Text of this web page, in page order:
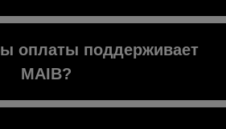
поле для
оплаты поддерживает
MAIB?